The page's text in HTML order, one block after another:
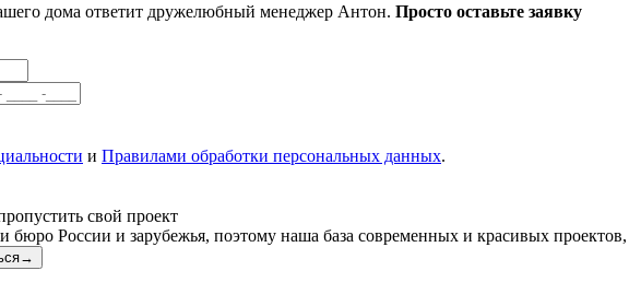
дома ответит дружелюбный менеджер Антон. Просто оставьте заявку
и Правилами обработки персональных данных.
свой проект
России и зарубежья, поэтому наша база современных и красивых проектов,
→